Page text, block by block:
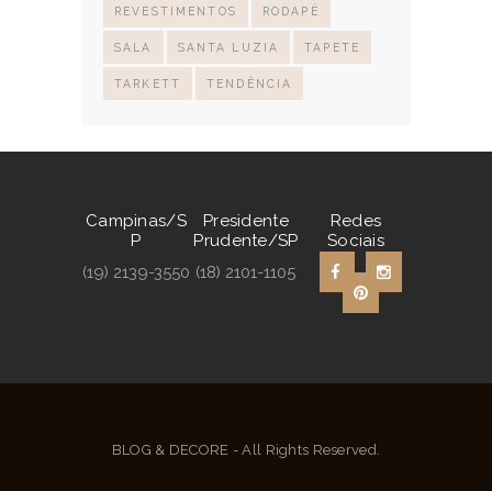
REVESTIMENTOS RODAPÉ
SALA SANTA LUZIA TAPETE
TARKETT TENDÊNCIA
Campinas/S
P
(19) 2139-3550
Presidente
Prudente/SP
(18) 2101-1105
Redes
Sociais
BLOG & DECORE - All Rights Reserved.